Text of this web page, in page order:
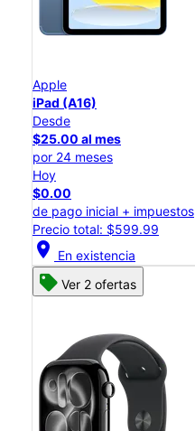
Apple
iPad (A16)
Desde
$25.00 al mes
por 24 meses
Hoy
$0.00
de pago inicial + impuestos
Precio total: $599.99
location_on En existencia
Ver 2 ofertas